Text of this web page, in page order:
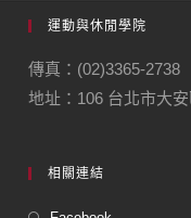
運動與休閒學院
傳真：(02)3365-2738
地址：106 台北市大
相關連結